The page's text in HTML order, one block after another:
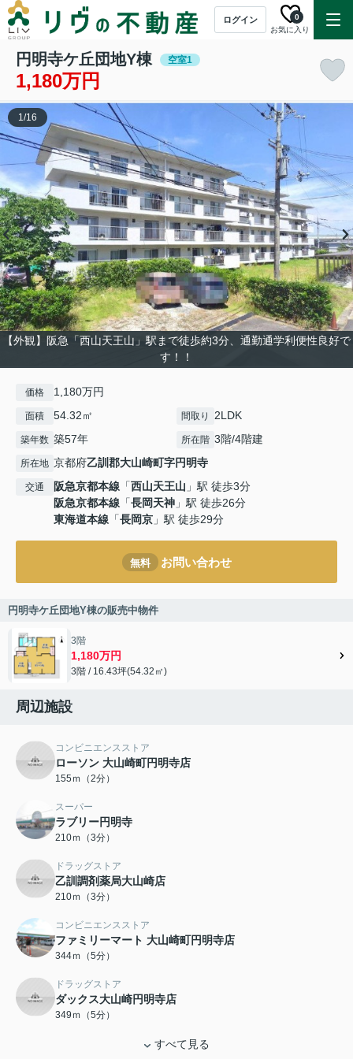
ログイン
お気に入り
0
円明寺ケ丘団地Y棟 空室1
1,180万円
【外観】阪急「西山天王山」駅まで徒歩約3分、通勤通学利便性良好で
す！！
1/16
価格 1,180万円
面積 54.32㎡ 間取り 2LDK
築年数 築57年 所在階 3階/4階建
所在地 京都府乙訓郡大山崎町字円明寺
交通 阪急京都本線 「西山天王山 」駅 徒歩3分
阪急京都本線 「長岡天神 」駅 徒歩26分
東海道本線 「長岡京 」駅 徒歩29分
無料 お問い合わせ
円明寺ケ丘団地Y棟の販売中物件
3階
1,180万円
3階 / 16.43坪(54.32㎡)
周辺施設
コンビニエンスストア
ローソン 大山崎町円明寺店
155ｍ（2分）
スーパー
ラブリー円明寺
210ｍ（3分）
ドラッグストア
乙訓調剤薬局大山崎店
210ｍ（3分）
コンビニエンスストア
ファミリーマート 大山崎町円明寺店
344ｍ（5分）
ドラッグストア
ダックス大山崎円明寺店
349ｍ（5分）
すべて見る